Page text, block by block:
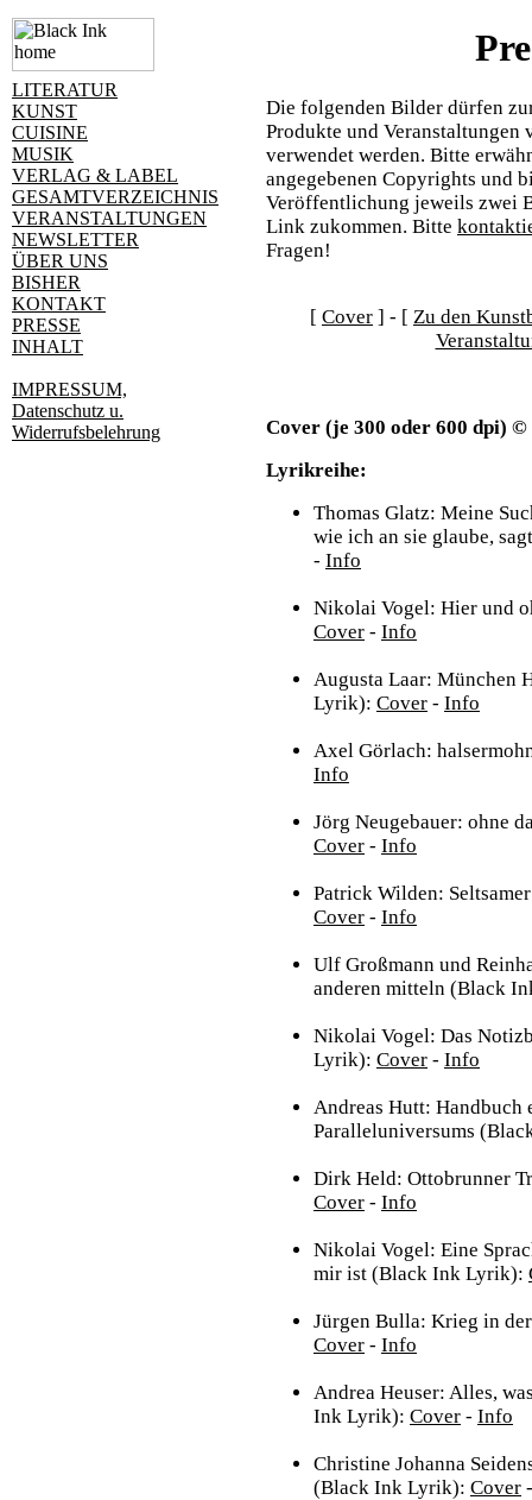
LITERATUR
KUNST
CUISINE
MUSIK
VERLAG & LABEL
GESAMTVERZEICHNIS
VERANSTALTUNGEN
NEWSLETTER
ÜBER UNS
BISHER
KONTAKT
PRESSE
INHALT
IMPRESSUM,
Datenschutz u.
Widerrufsbelehrung
Die folgenden Bilder dürfen
Produkte und
verwendet werden. Bitte
angegebenen Copyrights und
Veröffentlichung jeweils zwei
Link zukommen. Bitte
Fragen!
[ Cover ] - [ Zu den
Cover (je 300 oder 600 dpi)
Lyrikreihe:
Thomas Glatz: Meine
wie ich an sie glaube,
- Info
Nikolai Vogel: Hier und
Cover - Info
Augusta Laar: München
Lyrik): Cover - Info
Axel Görlach:
Info
Jörg Neugebauer: ohne
Cover - Info
Patrick Wilden:
Cover - Info
Ulf Großmann und
anderen mitteln (Black
Nikolai Vogel: Das
Lyrik): Cover - Info
Andreas Hutt: Handbuch
Paralleluniversums
Dirk Held: Ottobrunner
Cover - Info
Nikolai Vogel: Eine
mir ist (Black Ink Lyrik):
Jürgen Bulla: Krieg in
Cover - Info
Andrea Heuser: Alles,
Ink Lyrik): Cover - Info
Christine Johanna
(Black Ink Lyrik): Cover